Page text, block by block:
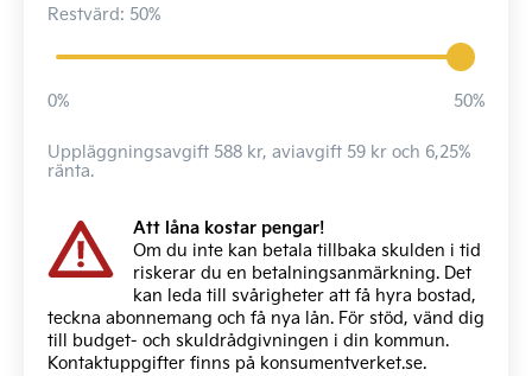
Restvärd: 50%
0% 50%
Uppläggningsavgift 588 kr, aviavgift 59 kr och 6,25%
ränta.
Att låna kostar pengar!
Om du inte kan betala tillbaka skulden i tid
riskerar du en betalningsanmärkning. Det
kan leda till svårigheter att få hyra bostad,
teckna abonnemang och få nya lån. För stöd, vänd dig
till budget- och skuldrådgivningen i din kommun.
Kontaktuppgifter finns på konsumentverket.se.